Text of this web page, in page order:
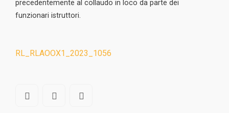
precedentemente al collaudo in loco da parte dei
funzionari istruttori.
RL_RLAOOX1_2023_1056